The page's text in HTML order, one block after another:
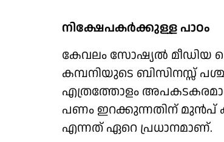
നിക്ഷേപകര്‍ക്കുള്ള പാഠം
കേവലം സോഷ്യല്‍ മീഡിയ
കമ്പനിയുടെ ബിസിനസ്സ്
എത്രത്തോളം
പണം ഇറക്കുന്നതിന് മുന്‍പ്
എന്നത് ഏറെ പ്രധാനമാണ്.